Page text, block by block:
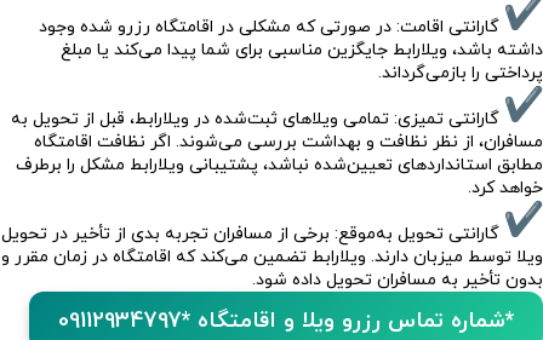
گارانتی اقامت: در صورتی که مشکلی در اقامتگاه رزرو شده وجود
داشته باشد، ویلارابط جایگزین مناسبی برای شما پیدا می‌کند یا مبلغ
پرداختی را بازمی‌گرداند.
گارانتی تمیزی: تمامی ویلاهای ثبت‌شده در ویلارابط، قبل از تحویل به
مسافران، از نظر نظافت و بهداشت بررسی می‌شوند. اگر نظافت اقامتگاه
مطابق استانداردهای تعیین‌شده نباشد، پشتیبانی ویلارابط مشکل را برطرف
خواهد کرد.
گارانتی تحویل به‌موقع: برخی از مسافران تجربه بدی از تأخیر در تحویل
ویلا توسط میزبان دارند. ویلارابط تضمین می‌کند که اقامتگاه در زمان مقرر و
بدون تأخیر به مسافران تحویل داده شود.
*شماره تماس رزرو ویلا و اقامتگاه *09112934797